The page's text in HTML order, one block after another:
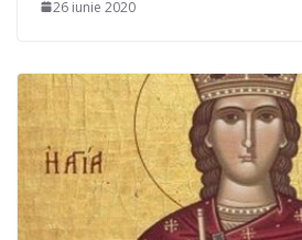
26 iunie 2020